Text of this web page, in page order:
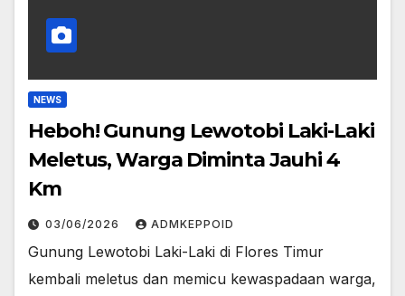
NEWS
Heboh! Gunung Lewotobi Laki-Laki
Meletus, Warga Diminta Jauhi 4
Km
03/06/2026 ADMKEPPOID
Gunung Lewotobi Laki-Laki di Flores Timur
kembali meletus dan memicu kewaspadaan warga,